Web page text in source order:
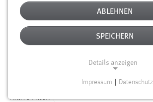
Erstellungsdatum
Alter
Aktive Filter:
ABLEHNEN
SPEICHERN
Details anzeigen
Impressum Datenschutz